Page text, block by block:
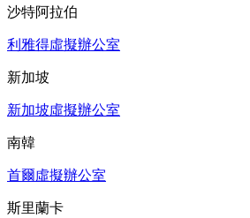
沙特阿拉伯
利雅得虛擬辦公室
新加坡
新加坡虛擬辦公室
南韓
首爾虛擬辦公室
斯里蘭卡